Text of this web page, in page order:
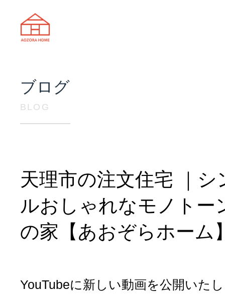
ブログ
BLOG
天理市の注文住宅 ｜シ
ルおしゃれなモノトー
の家【あおぞらホーム
YouTubeに新しい動画を公開いた